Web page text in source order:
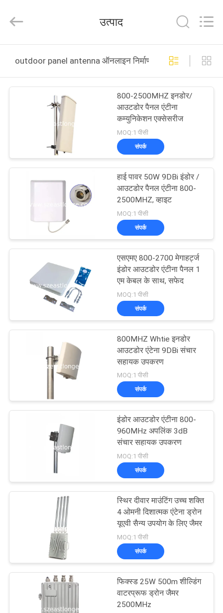
उत्पादों
बारे
कारखाना
नियंत्रण
संपर्क
करें
मामलों
अनुरोध
PRIVACY
POLICY
ELECTRONICS(HK)
CO.,LTD.
Reserved.
उत्पाद
outdoor panel antenna ऑनलाइन निर्माण
800-2500MHZ इनडोर/
आउटडोर पैनल एंटीना
कम्युनिकेशन एक्सेसरीज
MOQ:1 पीसी
संपर्क
हाई पावर 50W 9DBi इंडोर /
आउटडोर पैनल एंटीना 800-
2500MHZ, व्हाइट
MOQ:1 पीसी
संपर्क
एसएमए 800-2700 मेगाहर्ट्ज
इंडोर आउटडोर एंटीना पैनल 1
एम केबल के साथ, सफेद
MOQ:1 पीसी
संपर्क
800MHZ Whtie इनडोर
आउटडोर एंटेना 9DBi संचार
सहायक उपकरण
MOQ:1 पीसी
संपर्क
इंडोर आउटडोर एंटीना 800-
960MHz अपलिंक 3dB
संचार सहायक उपकरण
MOQ:1 पीसी
संपर्क
स्थिर दीवार माउंटिंग उच्च शक्ति
4 ओमनी दिशात्मक एंटेना ड्रोन
यूएवी सैन्य उपयोग के लिए जैमर
MOQ:1 पीसी
संपर्क
फिक्स्ड 25W 500m शील्डिंग
वाटरप्रूफ ड्रोन जैमर
2500MHz